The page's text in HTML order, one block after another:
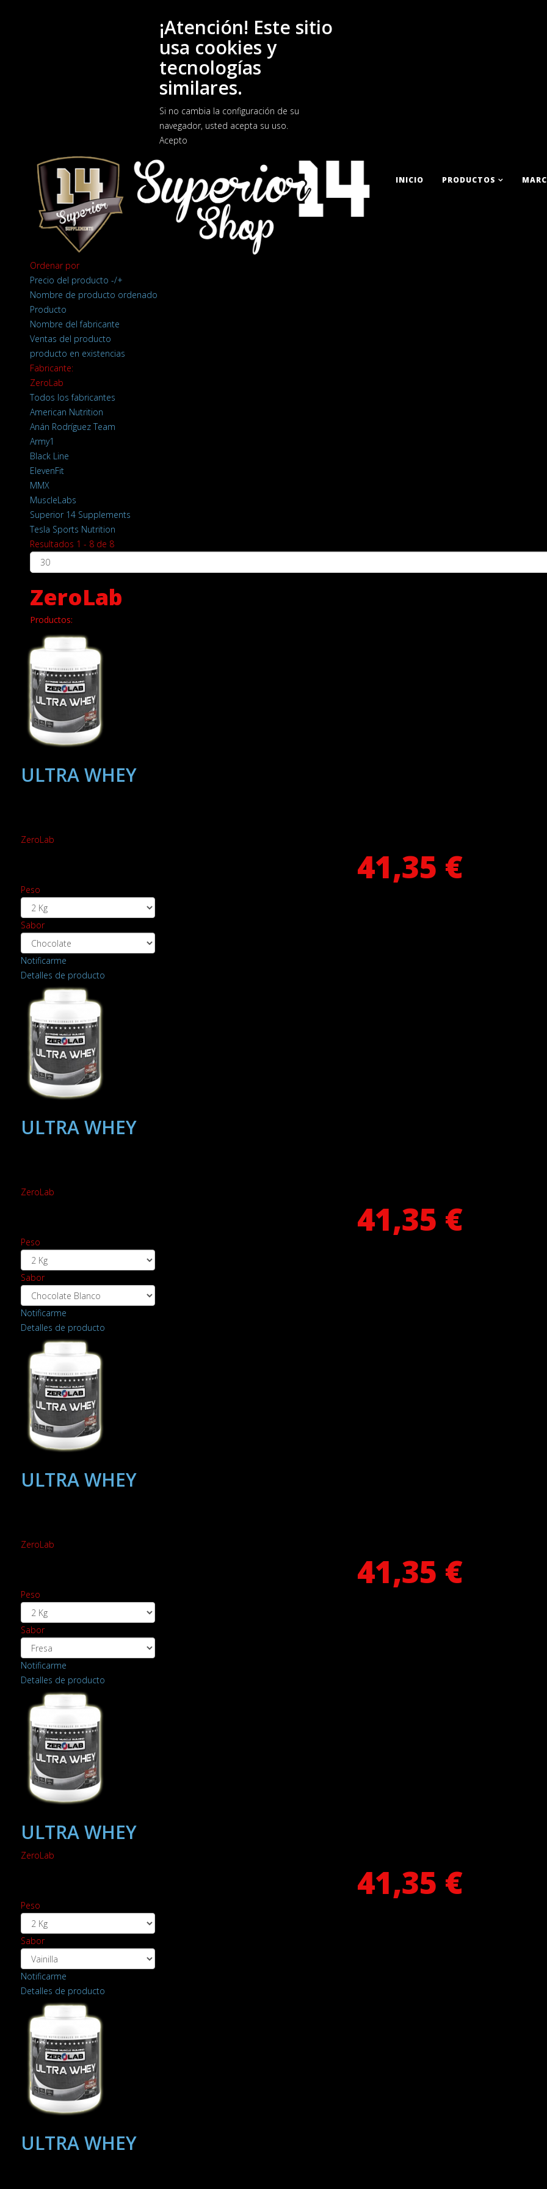
¡Atención! Este sitio
usa cookies y
tecnologías
similares.
Si no cambia la configuración de su
navegador, usted acepta su uso.
Acepto
INICIO PRODUCTOS
Ordenar por
Precio del producto -/+
Nombre de producto ordenado
Producto
Nombre del fabricante
Ventas del producto
producto en existencias
Fabricante:
ZeroLab
Todos los fabricantes
American Nutrition
Anán Rodríguez Team
Army1
Black Line
ElevenFit
MMX
MuscleLabs
Superior 14 Supplements
Tesla Sports Nutrition
Resultados 1 - 8 de 8
ZeroLab
Productos:
ULTRA WHEY
ZeroLab
41,35 €
Peso
Sabor
Notificarme
Detalles de producto
ULTRA WHEY
ZeroLab
41,35 €
Peso
Sabor
Notificarme
Detalles de producto
ULTRA WHEY
ZeroLab
41,35 €
Peso
Sabor
Notificarme
Detalles de producto
ULTRA WHEY
ZeroLab
41,35 €
Peso
Sabor
Notificarme
Detalles de producto
ULTRA WHEY